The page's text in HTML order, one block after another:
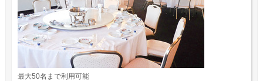
最大50名まで利用可能